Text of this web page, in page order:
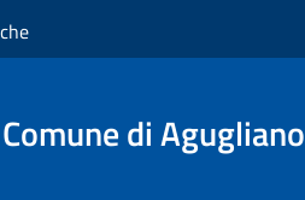
Comune di Agugliano